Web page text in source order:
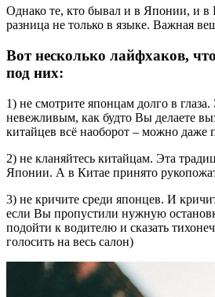
Однако те, кто бывал и в Японии, и в
разница не только в языке. Важная
Вот несколько лайфхаков,
под них:
1) не смотрите японцам долго в глаза.
невежливым, как будто Вы делаете
китайцев всё наоборот – можно даже
2) не кланяйтесь китайцам. Эта
Японии. А в Китае принято
3) не кричите среди японцев. И
если Вы пропустили нужную
подойти к водителю и сказать
голосить на весь салон)